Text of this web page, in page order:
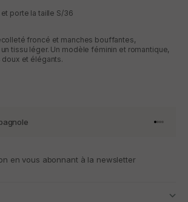
porte la taille S/36
froncé et manches bouffantes,
tissu léger. Un modèle féminin et romantique,
et élégants.
Aller à
Aller à
Aller à
Aller
en vous abonnant à la newsletter